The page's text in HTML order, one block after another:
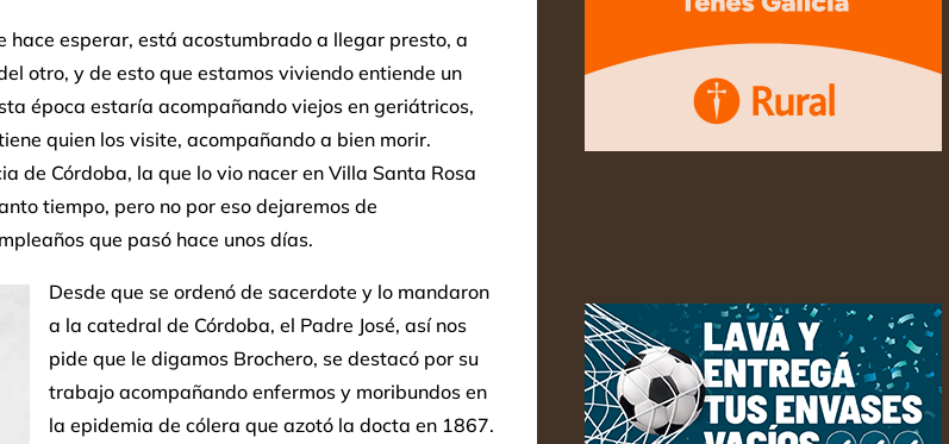
hace esperar, está acostumbrado a llegar presto, a
otro, y de esto que estamos viviendo entiende un
época estaría acompañando viejos en geriátricos,
quien los visite, acompañando a bien morir.
de Córdoba, la que lo vio nacer en Villa Santa Rosa
tiempo, pero no por eso dejaremos de
que pasó hace unos días.
Desde que se ordenó de sacerdote y lo mandaron
a la catedral de Córdoba, el Padre José, así nos
pide que le digamos Brochero, se destacó por su
trabajo acompañando enfermos y moribundos en
la epidemia de cólera que azotó la docta en 1867.